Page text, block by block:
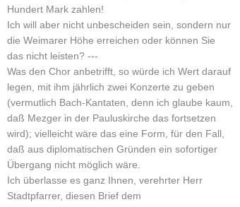
Hundert Mark zahlen!
Ich will aber nicht unbescheiden sein, sondern nur
die Weimarer Höhe erreichen oder können Sie
das nicht leisten? ---
Was den Chor anbetrifft, so würde ich Wert darauf
legen, mit ihm jährlich zwei Konzerte zu geben
(vermutlich Bach-Kantaten, denn ich glaube kaum,
daß Mezger in der Pauluskirche das fortsetzen
wird); vielleicht wäre das eine Form, für den Fall,
daß aus diplomatischen Gründen ein sofortiger
Übergang nicht möglich wäre.
Ich überlasse es ganz Ihnen, verehrter Herr
Stadtpfarrer, diesen Brief dem